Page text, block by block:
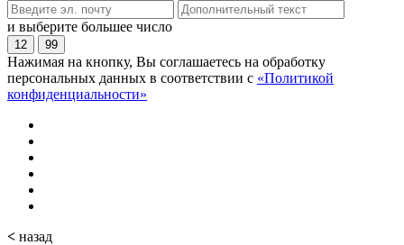
и выберите большее число
12 99
Нажимая на кнопку, Вы соглашаетесь на обработку
персональных данных в соответствии с «Политикой
конфиденциальности»
< назад